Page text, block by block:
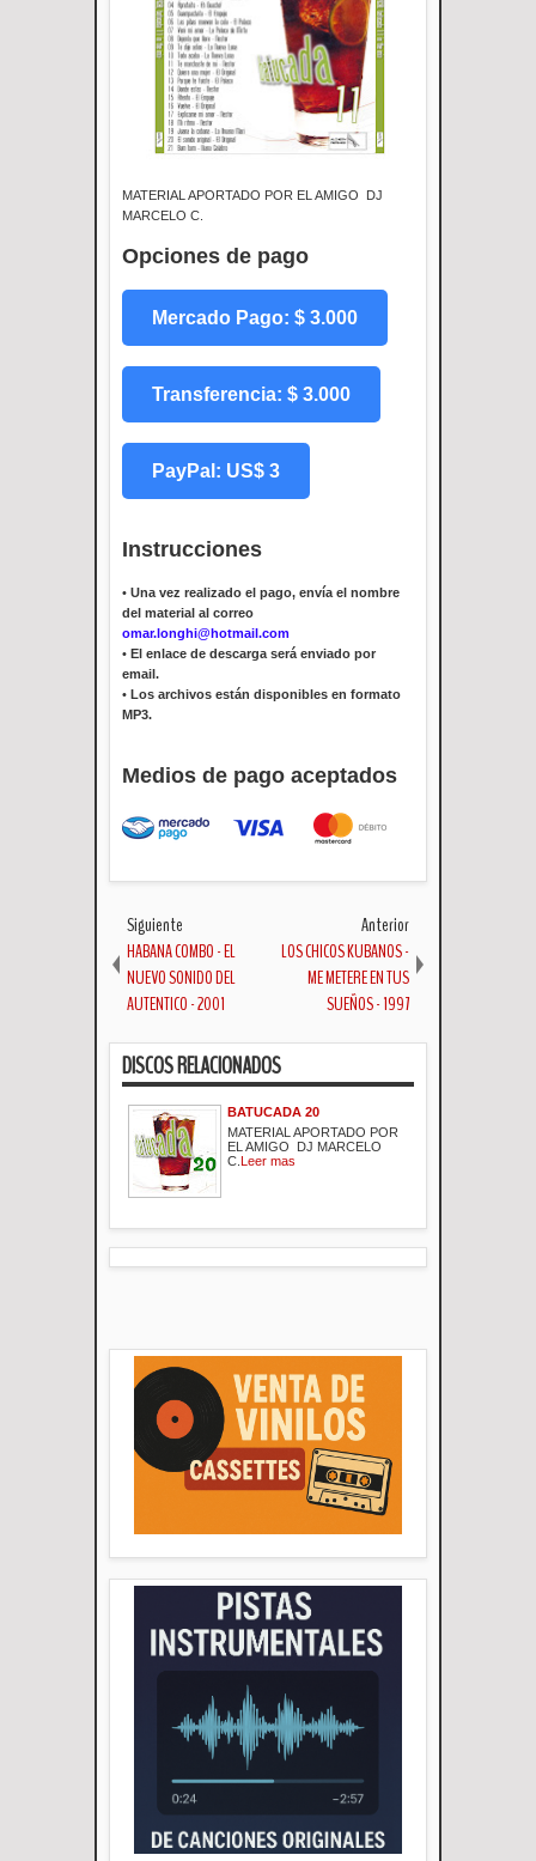
MATERIAL APORTADO POR EL AMIGO DJ
MARCELO C.
Opciones de pago
Mercado Pago: $ 3.000
Transferencia: $ 3.000
PayPal: US$ 3
Instrucciones
• Una vez realizado el pago, envía el nombre
del material al correo
omar.longhi@hotmail.com
• El enlace de descarga será enviado por
email.
• Los archivos están disponibles en formato
MP3.
Medios de pago aceptados
Siguiente
HABANA COMBO - EL
NUEVO SONIDO DEL
AUTENTICO - 2001
Anterior
LOS CHICOS KUBANOS -
ME METERE EN TUS
SUEÑOS - 1997
DISCOS RELACIONADOS
BATUCADA 20
MATERIAL APORTADO POR
EL AMIGO DJ MARCELO
C. Leer mas